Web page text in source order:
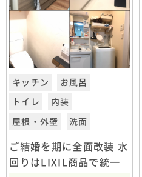
キッチン お風呂
トイレ 内装
屋根・外壁 洗面
ご結婚を期に全面改装 水
回りはLIXIL商品で統一